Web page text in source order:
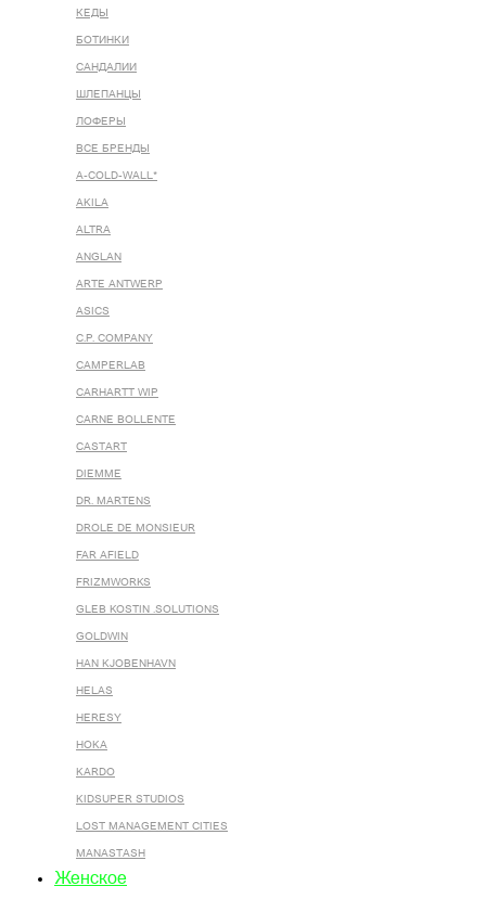
КЕДЫ
БОТИНКИ
САНДАЛИИ
ШЛЕПАНЦЫ
ЛОФЕРЫ
ВСЕ БРЕНДЫ
A-COLD-WALL*
AKILA
ALTRA
ANGLAN
ARTE ANTWERP
ASICS
C.P. COMPANY
CAMPERLAB
CARHARTT WIP
CARNE BOLLENTE
CASTART
DIEMME
DR. MARTENS
DROLE DE MONSIEUR
FAR AFIELD
FRIZMWORKS
GLEB KOSTIN .SOLUTIONS
GOLDWIN
HAN KJOBENHAVN
HELAS
HERESY
HOKA
KARDO
KIDSUPER STUDIOS
LOST MANAGEMENT CITIES
MANASTASH
Женское